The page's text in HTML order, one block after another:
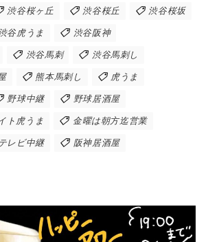
渋谷桜ヶ丘 渋谷桜丘 渋谷桜坂
谷虎うま 渋谷阪神
渋谷馬刺 渋谷馬刺し
熊本馬刺し 虎うま
野球中継 野球居酒屋
ト虎うま 金曜は朝方迄営業
レビ中継 阪神居酒屋